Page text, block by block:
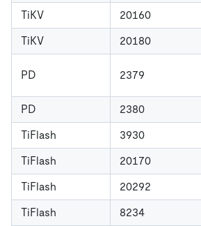
TiKV
20160
TiKV
20180
PD 2379
PD
2380
TiFlash
3930
TiFlash
20170
TiFlash
20292
TiFlash
8234